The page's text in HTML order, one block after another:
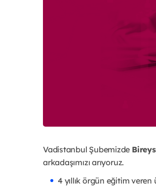
Vadistanbul Şubemizde
arkadaşımızı arıyoruz.
4 yıllık örgün eğitim